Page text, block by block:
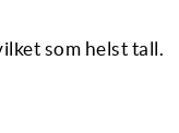
som helst tall.